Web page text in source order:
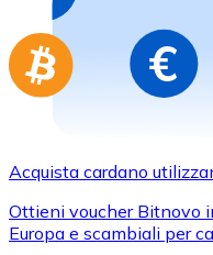
Vai al negozio di
Acquista cardano
Ottieni voucher Bitnovo
Europa e scambiali per